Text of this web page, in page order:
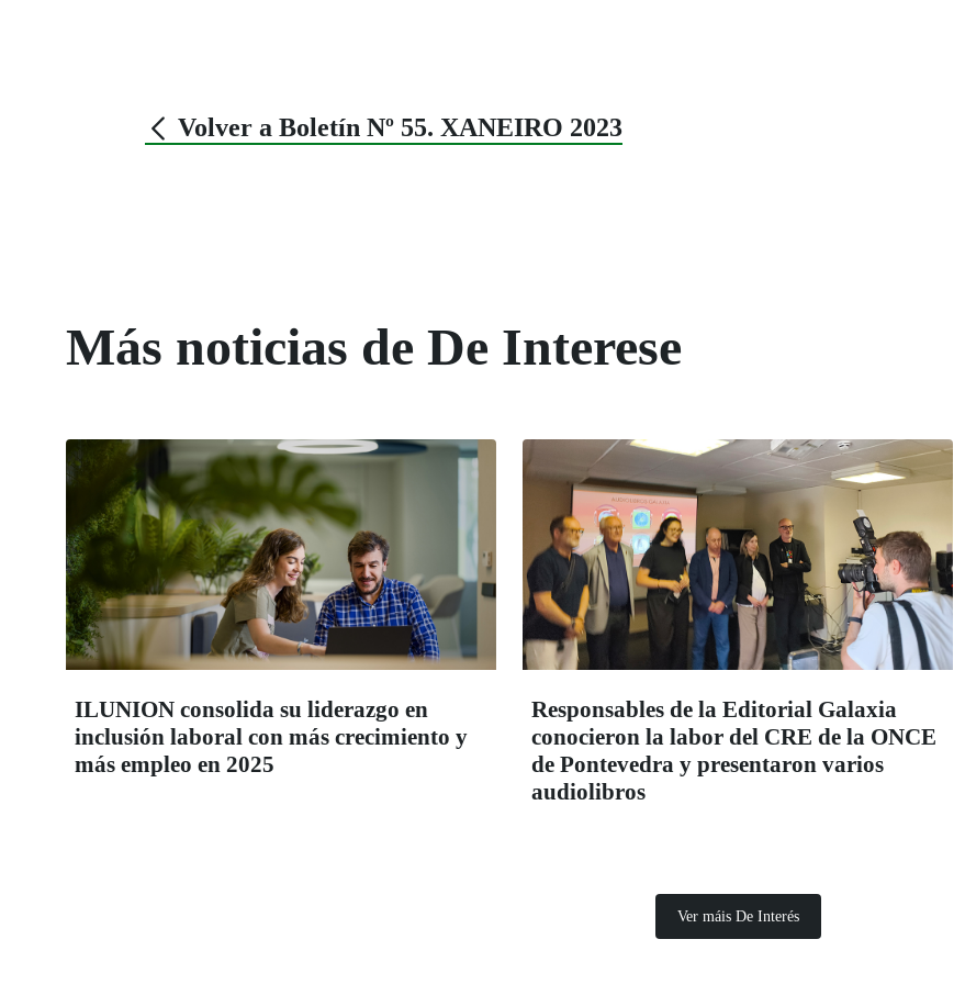
Volver a Boletín Nº 55. XANEIRO 2023
Más noticias de De Interese
ILUNION consolida su liderazgo en
inclusión laboral con más crecimiento y
más empleo en 2025
Responsables de la Editorial Galaxia
conocieron la labor del CRE de la ONCE
de Pontevedra y presentaron varios
audiolibros
Ver máis De Interés